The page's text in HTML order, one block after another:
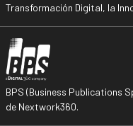
Transformación Digital, la
BPS (Business Publications
de Nextwork360.